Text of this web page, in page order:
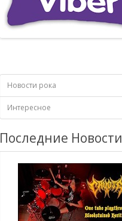
Новости рока
Интересное
Последние Новости